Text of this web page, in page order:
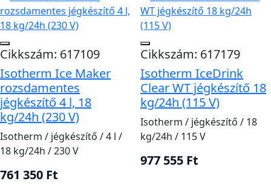
Cikkszám: 617109
Isotherm Ice Maker
rozsdamentes
jégkészítő 4 l, 18
kg/24h (230 V)
Isotherm / jégkészítő / 4 l /
18 kg/24h / 230 V
761 350 Ft
Cikkszám: 617179
Isotherm IceDrink
Clear WT jégkészítő 18
kg/24h (115 V)
Isotherm / jégkészítő / 18
kg/24h / 115 V
977 555 Ft